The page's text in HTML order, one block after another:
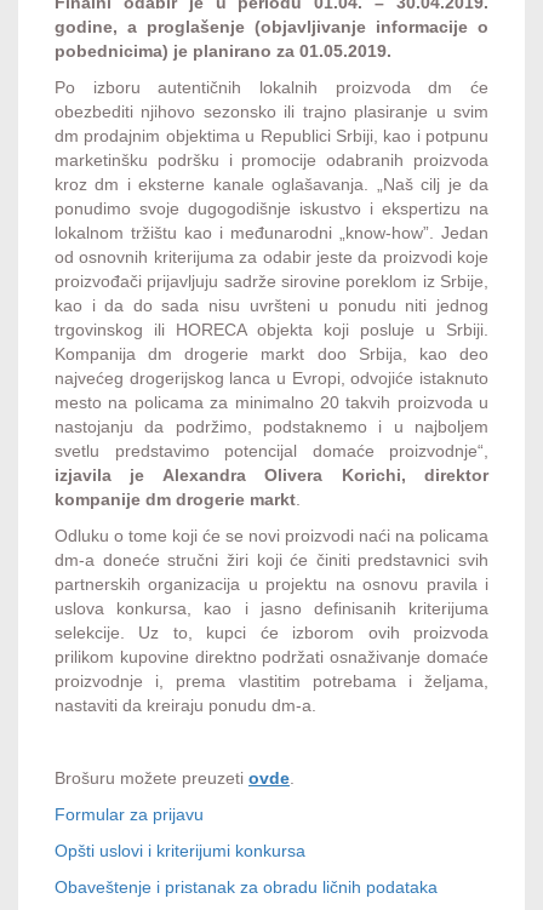
godine, a proglašenje (objavljivanje informacije o
pobednicima) je planirano za 01.05.2019.
Po izboru autentičnih lokalnih proizvoda dm će
obezbediti njihovo sezonsko ili trajno plasiranje u svim
dm prodajnim objektima u Republici Srbiji, kao i potpunu
marketinšku podršku i promocije odabranih proizvoda
kroz dm i eksterne kanale oglašavanja. „Naš cilj je da
ponudimo svoje dugogodišnje iskustvo i ekspertizu na
lokalnom tržištu kao i međunarodni „know-how”. Jedan
od osnovnih kriterijuma za odabir jeste da proizvodi koje
proizvođači prijavljuju sadrže sirovine poreklom iz Srbije,
kao i da do sada nisu uvršteni u ponudu niti jednog
trgovinskog ili HORECA objekta koji posluje u Srbiji.
Kompanija dm drogerie markt doo Srbija, kao deo
najvećeg drogerijskog lanca u Evropi, odvojiće istaknuto
mesto na policama za minimalno 20 takvih proizvoda u
nastojanju da podržimo, podstaknemo i u najboljem
svetlu predstavimo potencijal domaće proizvodnje“,
izjavila je Alexandra Olivera Korichi, direktor
kompanije dm drogerie markt
Odluku o tome koji će se novi proizvodi naći na policama
dm-a doneće stručni žiri koji će činiti predstavnici svih
partnerskih organizacija u projektu na osnovu pravila i
uslova konkursa, kao i jasno definisanih kriterijuma
selekcije. Uz to, kupci će izborom ovih proizvoda
prilikom kupovine direktno podržati osnaživanje domaće
proizvodnje i, prema vlastitim potrebama i željama,
nastaviti da kreiraju ponudu dm-a.
Brošuru možete preuzeti ovde
Formular za prijavu
Opšti uslovi i kriterijumi konkursa
Obaveštenje i pristanak za obradu ličnih podataka